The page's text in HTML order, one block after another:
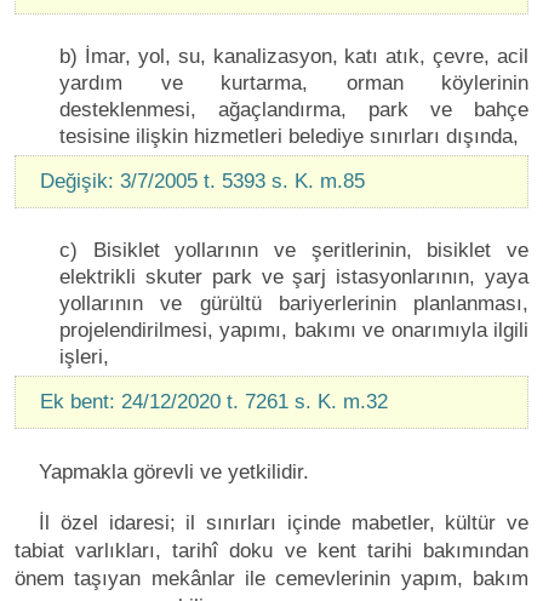
b) İmar, yol, su, kanalizasyon, katı atık, çevre, acil
yardım ve kurtarma, orman köylerinin
desteklenmesi, ağaçlandırma, park ve bahçe
tesisine ilişkin hizmetleri belediye sınırları dışında,
Değişik: 3/7/2005 t. 5393 s. K. m.85
c) Bisiklet yollarının ve şeritlerinin, bisiklet ve
elektrikli skuter park ve şarj istasyonlarının, yaya
yollarının ve gürültü bariyerlerinin planlanması,
projelendirilmesi, yapımı, bakımı ve onarımıyla ilgili
işleri,
Ek bent: 24/12/2020 t. 7261 s. K. m.32
Yapmakla görevli ve yetkilidir.
İl özel idaresi; il sınırları içinde mabetler, kültür ve
tabiat varlıkları, tarihî doku ve kent tarihi bakımından
önem taşıyan mekânlar ile cemevlerinin yapım, bakım